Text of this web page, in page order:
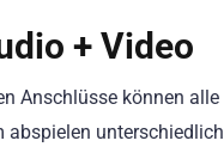
+ Video
Anschlüsse können